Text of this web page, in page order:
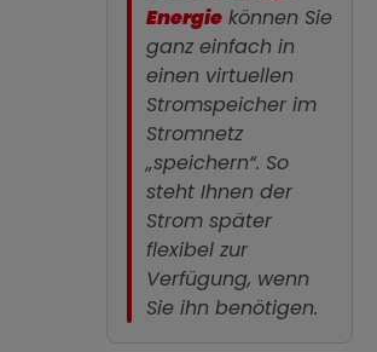
Energie können Sie
ganz einfach in
einen virtuellen
Stromspeicher im
Stromnetz
„speichern“. So
steht Ihnen der
Strom später
flexibel zur
Verfügung, wenn
Sie ihn benötigen.